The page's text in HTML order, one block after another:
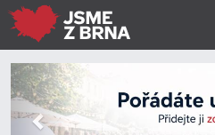
Předchozí